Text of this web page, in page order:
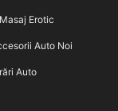
Erotic
Auto Noi
Auto